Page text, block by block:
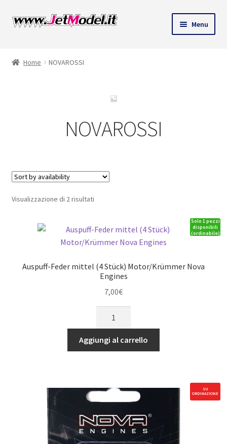
Vai
alla
Vai
Menu
Home NOVAROSSI
NOVAROSSI
Visualizzazione di 2 risultati
Solo 1 pezzi
disponibili
(ordinabile)
Auspuff-Feder mittel (4 Stück) Motor/Krümmer Nova
Engines
7,00€
mittel
(4
Nova
Engines
quantità
Aggiungi al carrello
SU
ORDINAZIONE